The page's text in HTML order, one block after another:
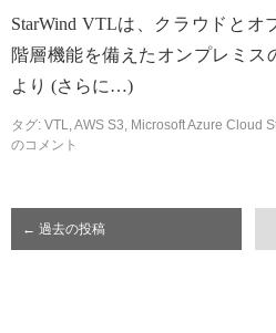
StarWind VTLは、クラウドと
階層機能を備えたオンプレミス
より (さらに…)
タグ: VTL,AWS S3, Microsoft Azure Cloud
のコメント
← 過去の投稿